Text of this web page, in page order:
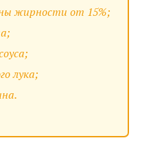
жирности от 15%;
лука;